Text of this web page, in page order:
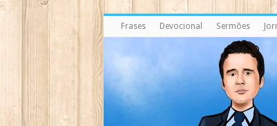
Frases Devocional Sermões